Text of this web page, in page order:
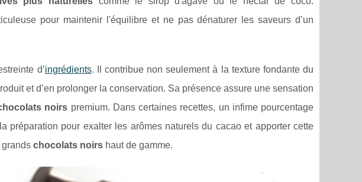
pour maintenir l'équilibre et ne pas dénaturer les saveurs d’un
d’ingrédients. Il contribue non seulement à la texture fondante du
et d’en prolonger la conservation. Sa présence assure une sensation
noirs premium. Dans certaines recettes, un infime pourcentage
préparation pour exalter les arômes naturels du cacao et apporter cette
chocolats noirs haut de gamme.